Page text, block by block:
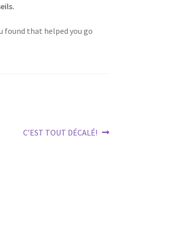
found that helped you go
Next
C’EST TOUT DÉCALÉ!